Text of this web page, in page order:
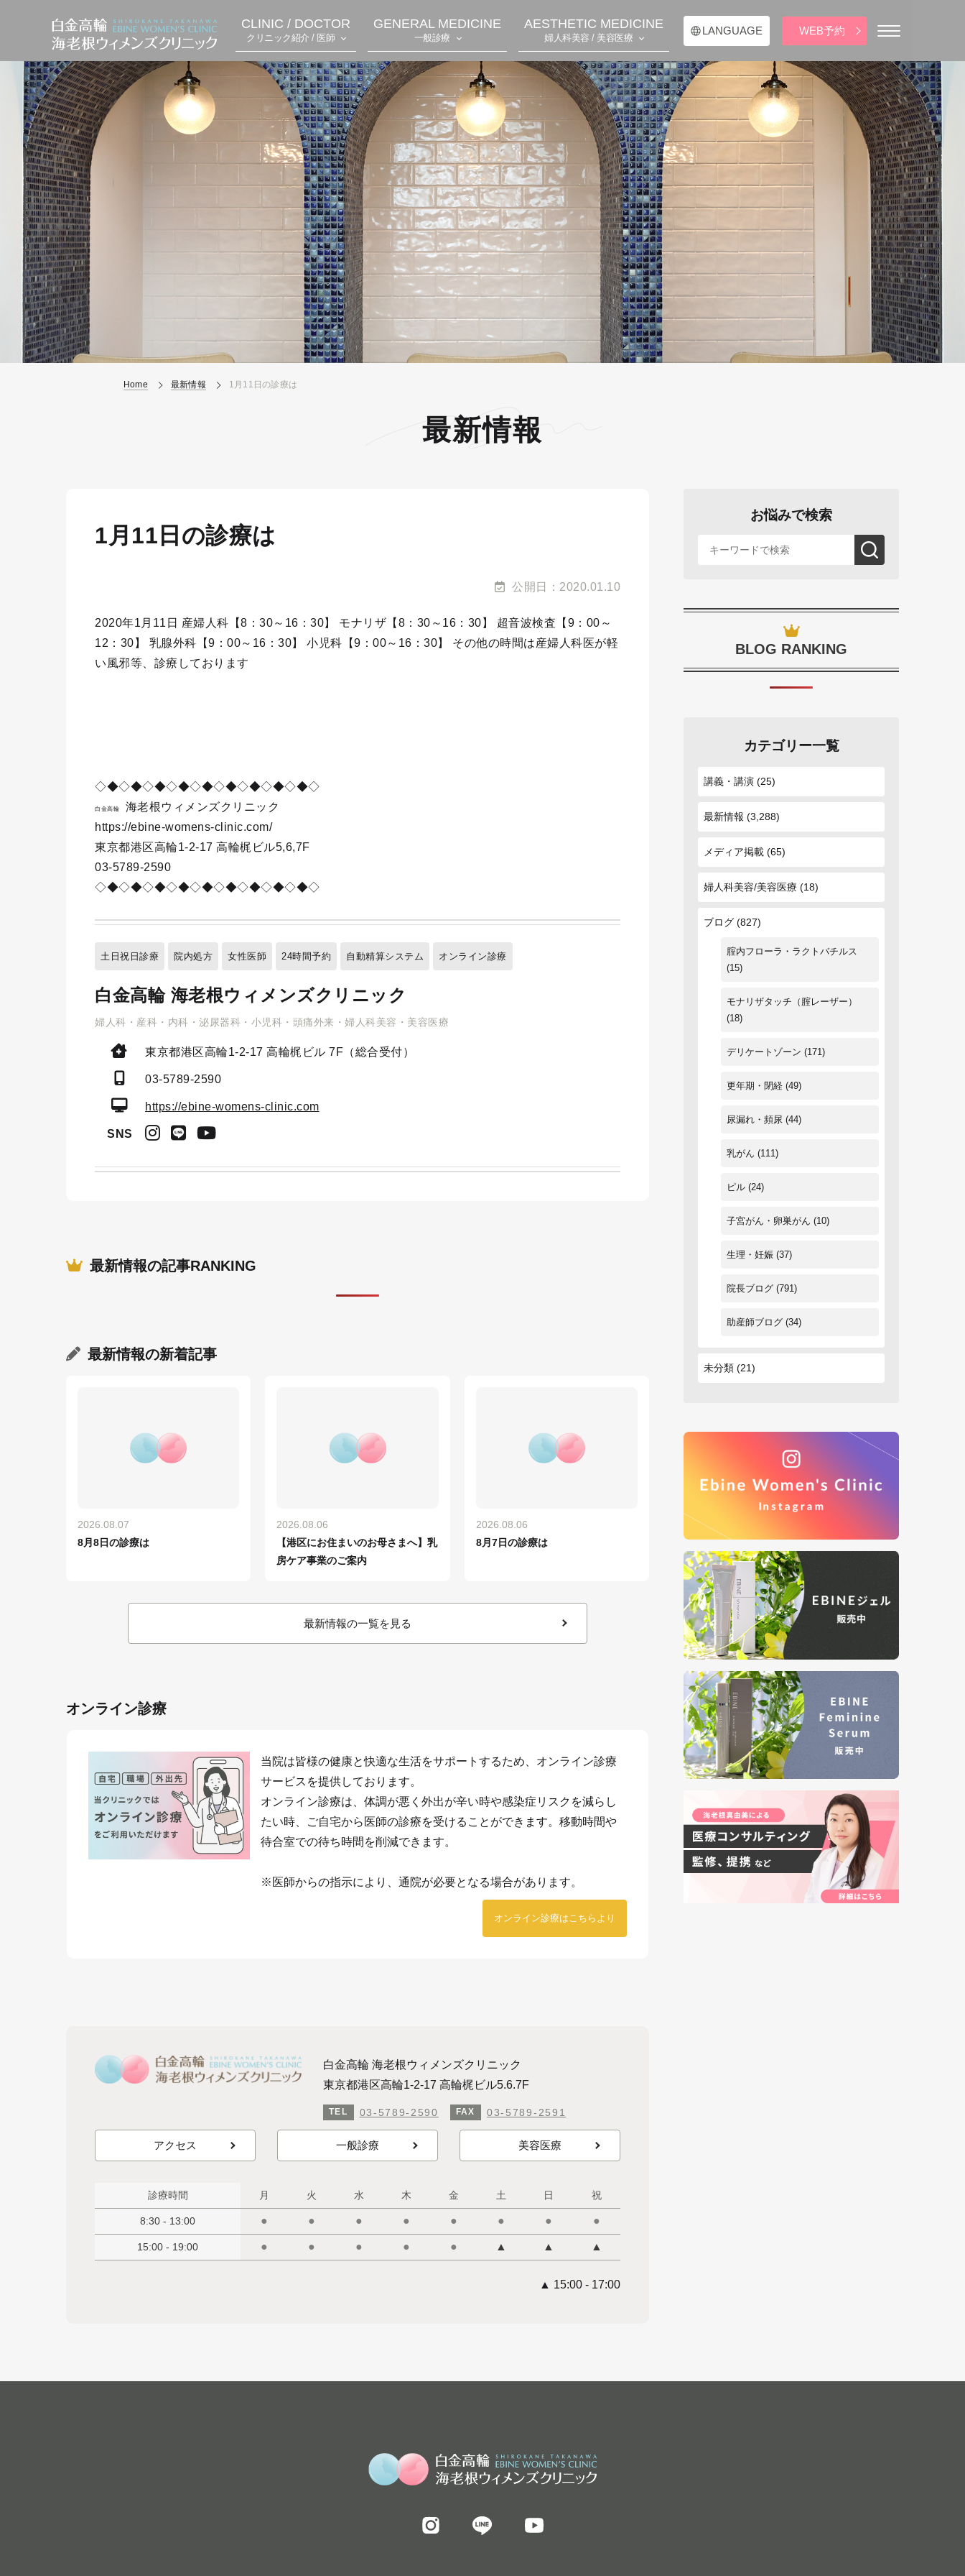
CLINIC / DOCTOR
クリニック紹介 / 医師
GENERAL MEDICINE
一般診療
AESTHETIC MEDICINE
婦人科美容 / 美容医療
LANGUAGE WEB予約
Home 最新情報 1月11日の診療は
最新情報
1月11日の診療は
公開日：2020.01.10
2020年1月11日 産婦人科【8：30～16：30】 モナリザ【8：30～16：30】 超音波検査【9：00～
12：30】 乳腺外科【9：00～16：30】 小児科【9：00～16：30】 その他の時間は産婦人科医が軽
い風邪等、診療しております
◇◆◇◆◇◆◇◆◇◆◇◆◇◆◇◆◇◆◇
白金高輪
海老根ウィメンズクリニック
https://ebine-womens-clinic.com/
東京都港区高輪1-2-17 高輪梶ビル5,6,7F
03-5789-2590
◇◆◇◆◇◆◇◆◇◆◇◆◇◆◇◆◇◆◇
土日祝日診療 院内処方 女性医師 24時間予約 自動精算システム オンライン診療
白金高輪 海老根ウィメンズクリニック
婦人科・産科・内科・泌尿器科・小児科・頭痛外来・婦人科美容・美容医療
東京都港区高輪1-2-17 高輪梶ビル 7F（総合受付）
03-5789-2590
https://ebine-womens-clinic.com
SNS
最新情報の記事RANKING
最新情報の新着記事
2026.08.07
8月8日の診療は
2026.08.06
【港区にお住まいのお母さまへ】乳
房ケア事業のご案内
2026.08.06
8月7日の診療は
最新情報の一覧を見る
オンライン診療
当院は皆様の健康と快適な生活をサポートするため、オンライン診療
サービスを提供しております。
オンライン診療は、体調が悪く外出が辛い時や感染症リスクを減らし
たい時、ご自宅から医師の診療を受けることができます。移動時間や
待合室での待ち時間を削減できます。
※医師からの指示により、通院が必要となる場合があります。
オンライン診療はこちらより
白金高輪 海老根ウィメンズクリニック
東京都港区高輪1-2-17 高輪梶ビル5.6.7F
TEL 03-5789-2590 FAX 03-5789-2591
アクセス 一般診療 美容医療
診療時間 月 火 水 木 金 土 日 祝
8:30 - 13:00 ● ● ● ● ● ● ● ●
15:00 - 19:00 ● ● ● ● ● ▲ ▲ ▲
▲ 15:00 - 17:00
お悩みで検索
BLOG RANKING
カテゴリー一覧
講義・講演 (25)
最新情報 (3,288)
メディア掲載 (65)
婦人科美容/美容医療 (18)
ブログ (827)
腟内フローラ・ラクトバチルス
(15)
モナリザタッチ（腟レーザー）
(18)
デリケートゾーン (171)
更年期・閉経 (49)
尿漏れ・頻尿 (44)
乳がん (111)
ピル (24)
子宮がん・卵巣がん (10)
生理・妊娠 (37)
院長ブログ (791)
助産師ブログ (34)
未分類 (21)